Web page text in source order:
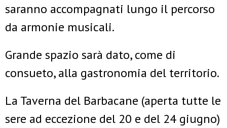
saranno accompagnati lungo il percorso
da armonie musicali.
Grande spazio sarà dato, come di
consueto, alla gastronomia del territorio.
La Taverna del Barbacane (aperta tutte le
sere ad eccezione del 20 e del 24 giugno)